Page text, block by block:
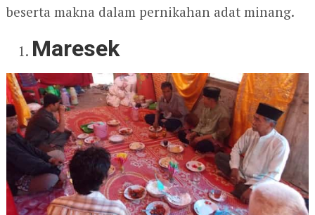
beserta makna dalam pernikahan adat minang.
Maresek